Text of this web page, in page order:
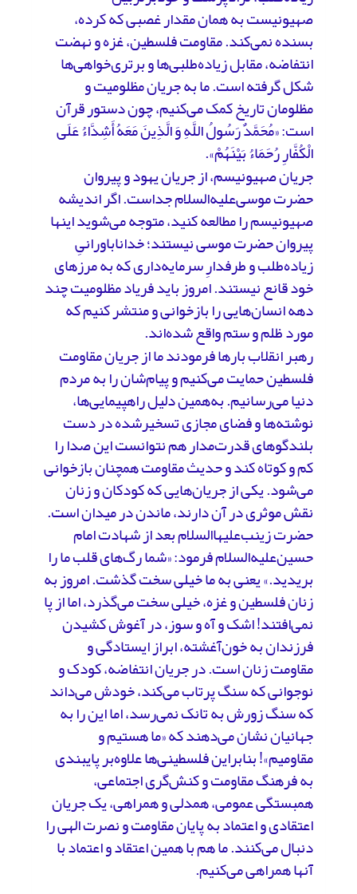
صهیونیست به همان مقدار غصبی که کرده،
بسنده نمی‌کند. مقاومت فلسطین، غزه و نهضت
انتفاضه، مقابل زیاده‌طلبی‌ها و برتری‌خواهی‌ها
شکل گرفته است. ما به جریان مظلومیت و
مظلومان تاریخ کمک می‌کنیم، چون دستور قرآن
است: «مُحَمَّدٌ رَسُولُ اللَّهِ وَ الَّذِینَ مَعَهُ أَشِدَّاءُ عَلَى
الْکُفَّارِ رُحَمَاءُ بَیْنَهُمْ».
جریان صهیونیسم، از جریان یهود و پیروان
حضرت موسی‌علیه‌السلام جداست. اگر اندیشه
صهیونیسم را مطالعه کنید، متوجه می‌شوید اینها
پیروان حضرت موسی نیستند؛ خداناباورانیِ
زیاده‌طلب و طرفدارِ سرمایه‌داری که به مرزهای
خود قانع نیستند. امروز باید فریاد مظلومیت چند
دهه انسان‌هایی را بازخوانی و منتشر کنیم که
مورد ظلم و ستم واقع شده‌اند.
رهبر انقلاب بارها فرمودند ما از جریان مقاومت
فلسطین حمایت می‌کنیم و پیام‌شان را به مردم
دنیا می‌رسانیم. به‌همین دلیل راهپیمایی‌ها،
نوشته‌ها و فضای مجازی تسخیرشده در دست
بلندگوهای قدرت‌مدار هم نتوانست این صدا را
کم و کوتاه کند و حدیث مقاومت همچنان بازخوانی
می‌شود. یکی از جریان‌هایی که کودکان و زنان
نقش موثری در آن دارند، ماندن در میدان است.
حضرت زینب‌علیهاالسلام بعد از شهادت امام
حسین‌علیه‌السلام فرمود: «شما رگ‌های قلب ما را
بریدید.» یعنی به ما خیلی سخت گذشت. امروز به
زنان فلسطین و غزه، خیلی سخت می‌گذرد، اما از پا
نمی‌افتند! اشک و آه و سوز، در آغوش کشیدن
فرزندان به خون‌آغشته، ابراز ایستادگی و
مقاومت زنان است. در جریان انتفاضه، کودک و
نوجوانی که سنگ پرتاب می‌کند، خودش می‌داند
که سنگ زورش به تانک نمی‌رسد، اما این را به
جهانیان نشان می‌دهند که «ما هستیم و
مقاومیم»! بنابراین فلسطینی‌ها علاوه‌بر پایبندی
به فرهنگ مقاومت و کنش‌گری اجتماعی،
همبستگی عمومی، همدلی و همراهی، یک جریان
اعتقادی و اعتماد به پایان مقاومت و نصرت الهی را
دنبال می‌کنند. ما هم با همین اعتقاد و اعتماد با
آنها همراهی می‌کنیم.